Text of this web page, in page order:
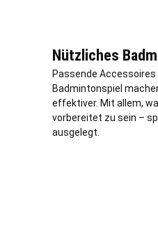
Nützliches
Passende
Badmintonspiel
effektiver. Mit allem,
vorbereitet zu sein –
ausgelegt.